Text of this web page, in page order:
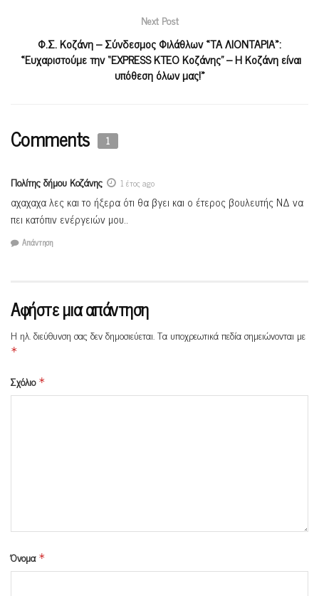
Next Post
Φ.Σ. Κοζάνη – Σύνδεσμος Φιλάθλων «ΤΑ ΛΙΟΝΤΑΡΙΑ»:
«Ευχαριστούμε την “EXPRESS ΚΤΕΟ Κοζάνης” – Η Κοζάνη είναι
υπόθεση όλων μας!»
Comments 1
Πολίτης δήμου Κοζάνης 1 έτος ago
αχαχαχα λες και το ήξερα ότι θα βγει και ο έτερος βουλευτής ΝΔ να
πει κατόπιν ενέργειών μου..
Απάντηση
Αφήστε μια απάντηση
Η ηλ. διεύθυνση σας δεν δημοσιεύεται.Τα υποχρεωτικά πεδία σημειώνονται με
*
Σχόλιο *
Όνομα *